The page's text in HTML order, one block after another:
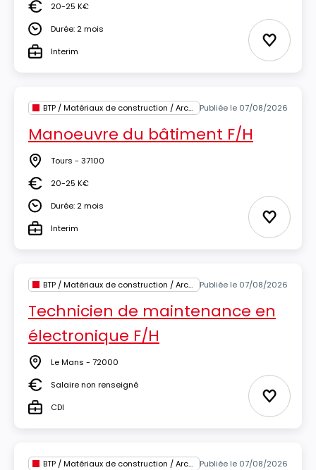
Salaire20-25 K€
DuréeDurée: 2 mois
TypeInterim Ajouter
BTP / Matériaux de construction / Architecture Publiée le 07/08/2026
Manoeuvre du bâtiment F/H
Lieu Tours - 37100
Salaire20-25 K€
DuréeDurée: 2 mois
TypeInterim Ajouter
BTP / Matériaux de construction / Architecture Publiée le 07/08/2026
Technicien de maintenance en
électronique F/H
Lieu Le Mans - 72000
SalaireSalaire non renseigné
TypeCDI Ajouter
BTP / Matériaux de construction / Architecture Publiée le 07/08/2026